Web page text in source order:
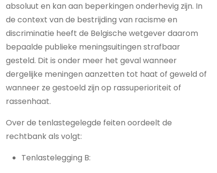
absoluut en kan aan beperkingen onderhevig zijn. In
de context van de bestrijding van racisme en
discriminatie heeft de Belgische wetgever daarom
bepaalde publieke meningsuitingen strafbaar
gesteld. Dit is onder meer het geval wanneer
dergelijke meningen aanzetten tot haat of geweld of
wanneer ze gestoeld zijn op rassuperioriteit of
rassenhaat.
Over de tenlastegelegde feiten oordeelt de
rechtbank als volgt:
Tenlastelegging B: